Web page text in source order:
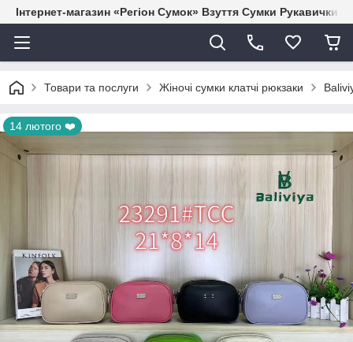
Інтернет-магазин «Регіон Сумок» Взуття Сумки Рукавички
Товари та послуги Жіночі сумки клатчі рюкзаки
14 лютого ❤️